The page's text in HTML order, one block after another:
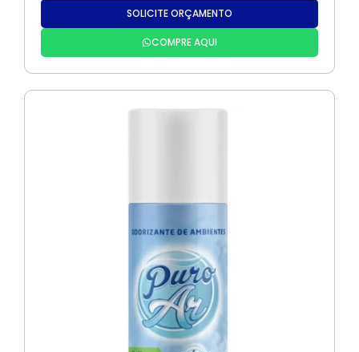
SOLICITE ORÇAMENTO
COMPRE AQUI